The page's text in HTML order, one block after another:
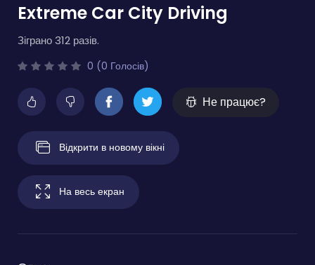
Extreme Car City Driving
Зіграно 312 разів.
0 (0 Голосів)
Не працює?
Відкрити в новому вікні
На весь екран